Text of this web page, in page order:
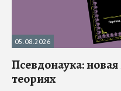
05.08.2026
Псевдонаука:
теориях